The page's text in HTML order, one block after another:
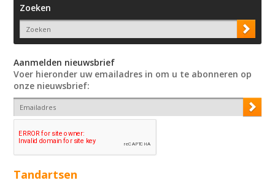
Zoeken
Aanmelden nieuwsbrief
Voer hieronder uw emailadres in om u te abonneren op
onze nieuwsbrief:
Tandartsen